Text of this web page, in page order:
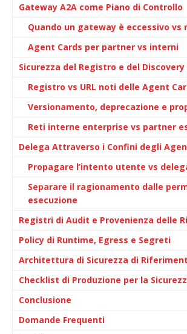
Gateway A2A come Piano di Controllo
Quando un gateway è eccessivo vs
Agent Cards per partner vs interni
Sicurezza del Registro e del
Registro vs URL noti delle Agent
Versionamento, deprecazione e
Reti interne enterprise vs partner
Delega Attraverso i Confini degli
Propagare l’intento utente vs
Separare il ragionamento dalle
esecuzione
Registri di Audit e Provenienza delle
Policy di Runtime, Egress e Segreti
Architettura di Sicurezza di
Checklist di Produzione per la
Conclusione
Domande Frequenti